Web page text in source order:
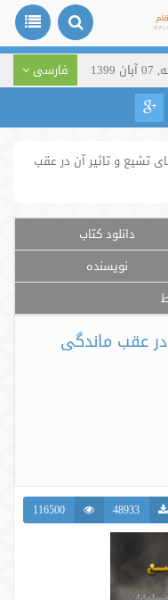
فارسی
تشیع و تاثیر آن در عقب
دانلود کتاب
نویسنده
عقب ماندگی
48933
116500